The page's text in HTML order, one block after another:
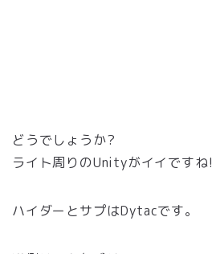
どうでしょうか?
ライト周りのUnityがイイですね!
ハイダーとサプはDytacです。